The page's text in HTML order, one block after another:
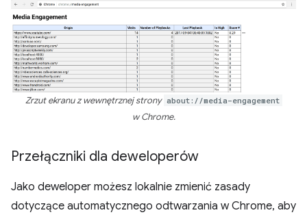
Zrzut ekranu z wewnętrznej strony about://media-engagement
w Chrome.
Przełączniki dla deweloperów
Jako deweloper możesz lokalnie zmienić zasady
dotyczące automatycznego odtwarzania w Chrome, aby